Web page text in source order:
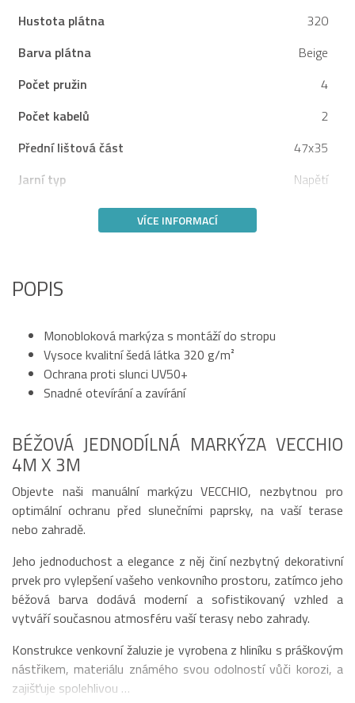
Hustota plátna
320
Barva plátna
Beige
Počet pružin
4
Počet kabelů
2
Přední lištová část
47x35
Jarní typ
Napětí
VÍCE INFORMACÍ
POPIS
Monobloková markýza s montáží do stropu
Vysoce kvalitní šedá látka 320 g/m²
Ochrana proti slunci UV50+
Snadné otevírání a zavírání
BÉŽOVÁ JEDNODÍLNÁ MARKÝZA VECCHIO
4M X 3M
Objevte naši manuální markýzu VECCHIO, nezbytnou pro
optimální ochranu před slunečními paprsky, na vaší terase
nebo zahradě.
Jeho jednoduchost a elegance z něj činí nezbytný dekorativní
prvek pro vylepšení vašeho venkovního prostoru, zatímco jeho
béžová barva dodává moderní a sofistikovaný vzhled a
vytváří současnou atmosféru vaší terasy nebo zahrady.
Konstrukce venkovní žaluzie je vyrobena z hliníku s práškovým
nástřikem, materiálu známého svou odolností vůči korozi, a
zajišťuje spolehlivou …